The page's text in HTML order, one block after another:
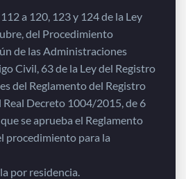
a 120, 123 y 124 de la Ley
del Procedimiento
de las Administraciones
Civil, 63 de la Ley del Registro
del Reglamento del Registro
Decreto 1004/2015, de 6
se aprueba el Reglamento
procedimiento para la
por residencia.